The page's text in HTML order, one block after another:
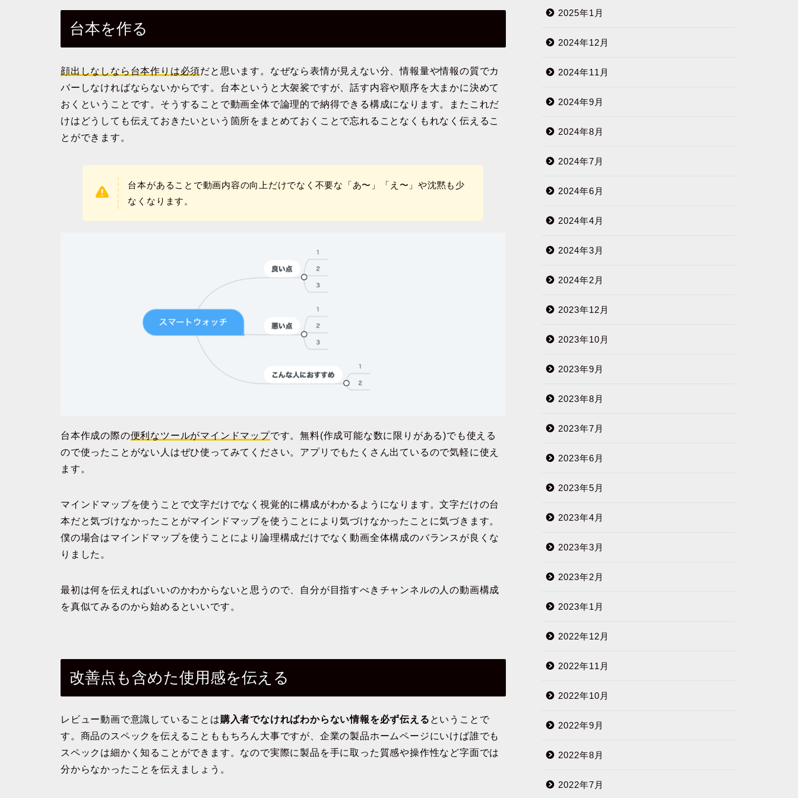
台本を作る
顔出しなしなら台本作りは必須だと思います。なぜなら表情が見えない分、情報量や情報の質でカ
バーしなければならないからです。台本というと大袈裟ですが、話す内容や順序を大まかに決めて
おくということです。そうすることで動画全体で論理的で納得できる構成になります。またこれだ
けはどうしても伝えておきたいという箇所をまとめておくことで忘れることなくもれなく伝えるこ
とができます。
台本があることで動画内容の向上だけでなく不要な「あ〜」「え〜」や沈黙も少
なくなります。
台本作成の際の便利なツールがマインドマップです。無料(作成可能な数に限りがある)でも使える
ので使ったことがない人はぜひ使ってみてください。アプリでもたくさん出ているので気軽に使え
ます。
マインドマップを使うことで文字だけでなく視覚的に構成がわかるようになります。文字だけの台
本だと気づけなかったことがマインドマップを使うことにより気づけなかったことに気づきます。
僕の場合はマインドマップを使うことにより論理構成だけでなく動画全体構成のバランスが良くな
りました。
最初は何を伝えればいいのかわからないと思うので、自分が目指すべきチャンネルの人の動画構成
を真似てみるのから始めるといいです。
改善点も含めた使用感を伝える
レビュー動画で意識していることは購入者でなければわからない情報を必ず伝える ということで
す。商品のスペックを伝えることももちろん大事ですが、企業の製品ホームページにいけば誰でも
スペックは細かく知ることができます。なので実際に製品を手に取った質感や操作性など字面では
分からなかったことを伝えましょう。
2025年1月
2024年12月
2024年11月
2024年9月
2024年8月
2024年7月
2024年6月
2024年4月
2024年3月
2024年2月
2023年12月
2023年10月
2023年9月
2023年8月
2023年7月
2023年6月
2023年5月
2023年4月
2023年3月
2023年2月
2023年1月
2022年12月
2022年11月
2022年10月
2022年9月
2022年8月
2022年7月